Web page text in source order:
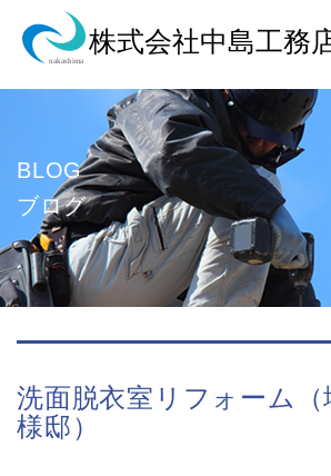
BLOG
ブログ
洗面脱衣室リフォーム（
様邸）